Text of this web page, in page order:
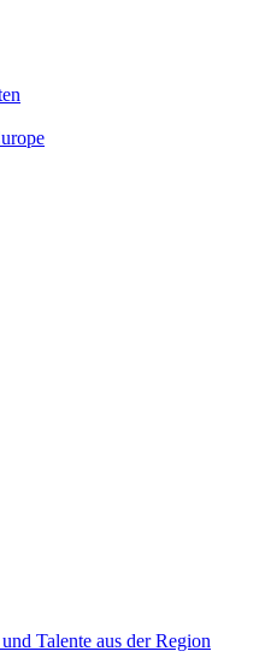
Talente aus der Region